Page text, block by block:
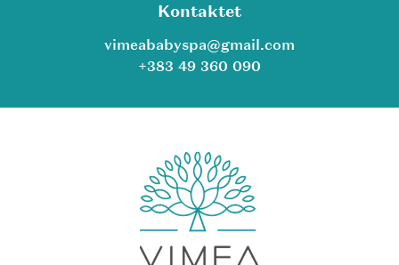
Kontaktet
vimeababyspa@gmail.com
+383 49 360 090